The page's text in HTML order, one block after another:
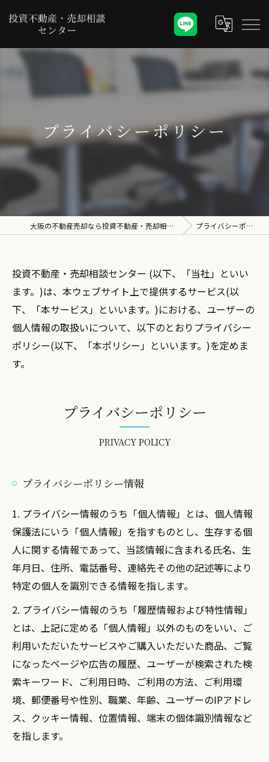
プライバシーポリシー
大阪の不動産売却なら投資不動産・売却相談センター プライバシーポリシー
投資不動産・売却相談センター (以下、「当社」といい
ます。)は、本ウェブサイト上で提供するサービス(以
下、「本サービス」といいます。)における、ユーザーの
個人情報の取扱いについて、以下のとおりプライバシー
ポリシー(以下、「本ポリシー」といいます。)を定めま
す。
プライバシーポリシー
PRIVACY POLICY
プライバシーポリシー情報
1. プライバシー情報のうち「個人情報」とは、個人情報
保護法にいう「個人情報」を指すものとし、生存する個
人に関する情報であって、当該情報に含まれる氏名、生
年月日、住所、電話番号、連絡先その他の記述等により
特定の個人を識別できる情報を指します。
2. プライバシー情報のうち「履歴情報および特性情報」
とは、上記に定める「個人情報」以外のものをいい、ご
利用いただいたサービスやご購入いただいた商品、ご覧
になったページや広告の履歴、ユーザーが検索された検
索キーワード、ご利用日時、ご利用の方法、ご利用環
境、郵便番号や性別、職業、年齢、ユーザーのIPアドレ
ス、クッキー情報、位置情報、端末の個体識別情報など
を指します。